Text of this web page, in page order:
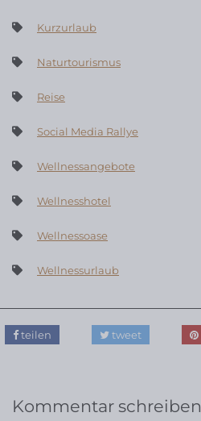
Kurzurlaub
Naturtourismus
Reise
Social Media Rallye
Wellnessangebote
Wellnesshotel
Wellnessoase
Wellnessurlaub
teilen tweet
Kommentar schreiben